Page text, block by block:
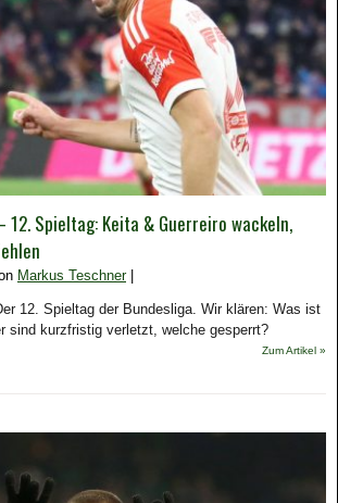
Spieltag: Keita & Guerreiro wackeln,
Markus Teschner|
12. Spieltag der Bundesliga. Wir klären: Was ist
sind kurzfristig verletzt, welche gesperrt?
Zum Artikel »